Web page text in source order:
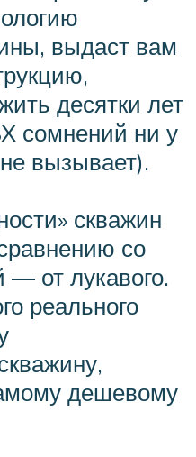
выдаст вам
десятки лет
сомнений ни у
вызывает).
скважин
со
— от лукавого.
реального
дешевому